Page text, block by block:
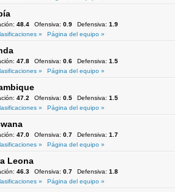
48.4 Ofensiva: 0.9 Defensiva: 1.9
»
Página del equipo »
47.8 Ofensiva: 0.6 Defensiva: 1.5
»
Página del equipo »
47.2 Ofensiva: 0.5 Defensiva: 1.5
»
Página del equipo »
47.0 Ofensiva: 0.7 Defensiva: 1.7
»
Página del equipo »
Leona
46.3 Ofensiva: 0.7 Defensiva: 1.8
»
Página del equipo »